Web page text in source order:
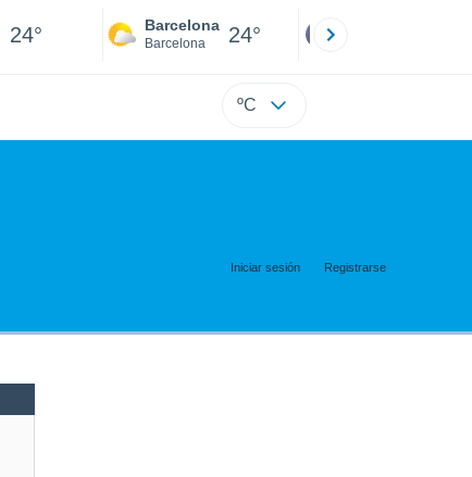
24° Barcelona
Barcelona 24°
ºC
Iniciar sesión Registrarse